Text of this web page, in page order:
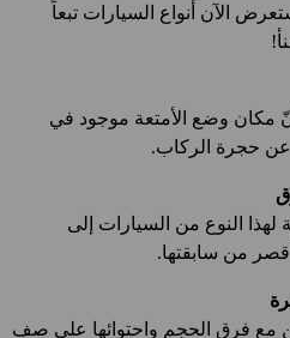
الآن أنواع السيارات تبعاً
مكان وضع الأمتعة موجود في
حجرة الركاب.
النوع من السيارات إلى
من سابقتها.
مع فرق الحجم واحتوائها على صف